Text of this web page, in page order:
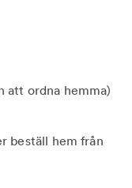
att ordna hemma)
beställ hem från